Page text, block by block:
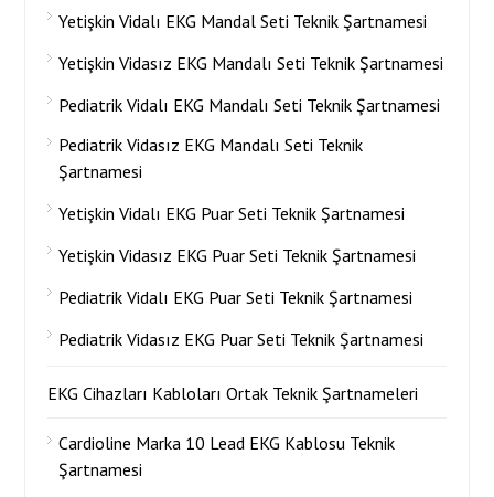
Yetişkin Vidalı EKG Mandal Seti Teknik Şartnamesi
Yetişkin Vidasız EKG Mandalı Seti Teknik Şartnamesi
Pediatrik Vidalı EKG Mandalı Seti Teknik Şartnamesi
Pediatrik Vidasız EKG Mandalı Seti Teknik
Şartnamesi
Yetişkin Vidalı EKG Puar Seti Teknik Şartnamesi
Yetişkin Vidasız EKG Puar Seti Teknik Şartnamesi
Pediatrik Vidalı EKG Puar Seti Teknik Şartnamesi
Pediatrik Vidasız EKG Puar Seti Teknik Şartnamesi
EKG Cihazları Kabloları Ortak Teknik Şartnameleri
Cardioline Marka 10 Lead EKG Kablosu Teknik
Şartnamesi